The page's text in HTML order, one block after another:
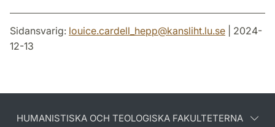
Sidansvarig: louice.cardell_hepp@kansliht.lu.se | 2024-
12-13
HUMANISTISKA OCH TEOLOGISKA FAKULTETERNA